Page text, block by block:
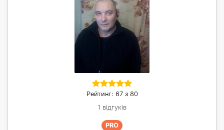
Рейтинг: 67 з 80
1 відгуків
PRO